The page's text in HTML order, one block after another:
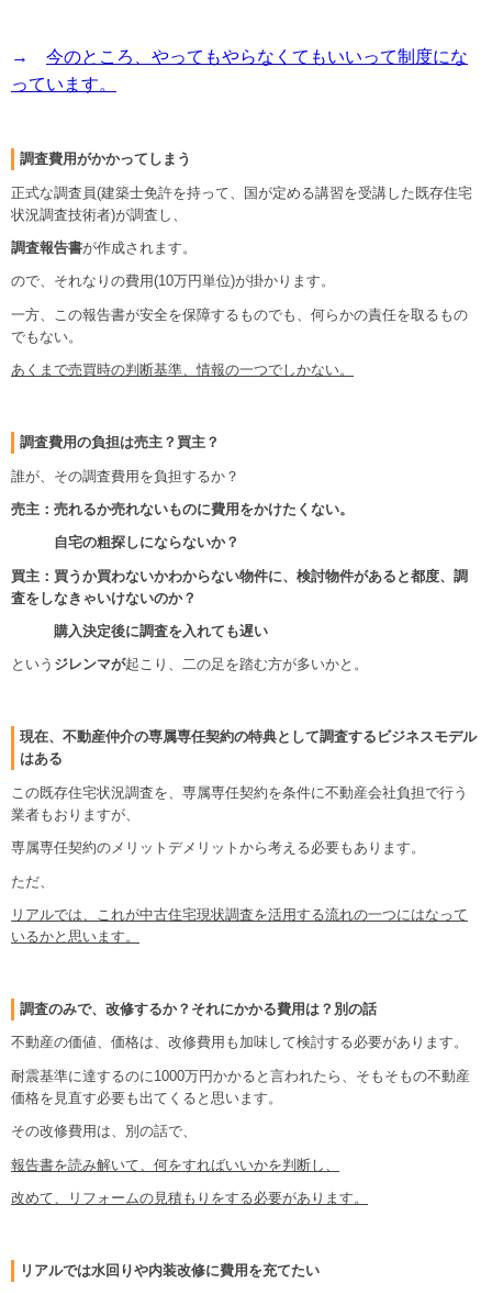
→ 今のところ、やってもやらなくてもいいって制度にな
っています。
調査費用がかかってしまう
正式な調査員(建築士免許を持って、国が定める講習を受講した既存住宅
状況調査技術者)が調査し、
調査報告書が作成されます。
ので、それなりの費用(10万円単位)が掛かります。
一方、この報告書が安全を保障するものでも、何らかの責任を取るもの
でもない。
あくまで売買時の判断基準、情報の一つでしかない。
調査費用の負担は売主？買主？
誰が、その調査費用を負担するか？
売主：売れるか売れないものに費用をかけたくない。
自宅の粗探しにならないか？
買主：買うか買わないかわからない物件に、検討物件があると都度、調
査をしなきゃいけないのか？
購入決定後に調査を入れても遅い
という ジレンマが起こり、二の足を踏む方が多いかと。
現在、不動産仲介の専属専任契約の特典として調査するビジネスモデル
はある
この既存住宅状況調査を、専属専任契約を条件に不動産会社負担で行う
業者もおりますが、
専属専任契約のメリットデメリットから考える必要もあります。
ただ、
リアルでは、これが中古住宅現状調査を活用する流れの一つにはなって
いるかと思います。
調査のみで、改修するか？それにかかる費用は？別の話
不動産の価値、価格は、改修費用も加味して検討する必要があります。
耐震基準に達するのに1000万円かかると言われたら、そもそもの不動産
価格を見直す必要も出てくると思います。
その改修費用は、別の話で、
報告書を読み解いて、何をすればいいかを判断し、
改めて、リフォームの見積もりをする必要があります。
リアルでは水回りや内装改修に費用を充てたい